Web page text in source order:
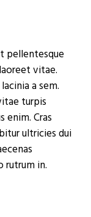
pellentesque
vitae.
a sem.
turpis
enim. Cras
ultricies dui
rutrum in.